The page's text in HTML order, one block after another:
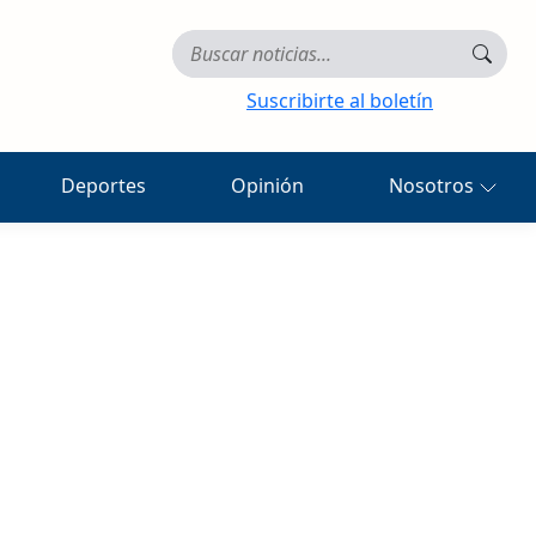
Suscribirte al boletín
Deportes Opinión Nosotros